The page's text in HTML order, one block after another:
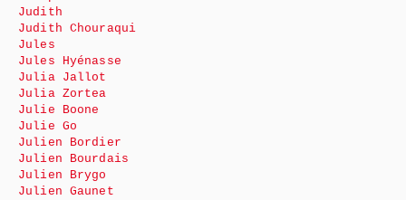
Judith
Judith Chouraqui
Jules
Jules Hyénasse
Julia Jallot
Julia Zortea
Julie Boone
Julie Go
Julien Bordier
Julien Bourdais
Julien Brygo
Julien Gaunet